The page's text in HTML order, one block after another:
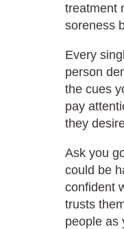
treatment
soreness
Every
person
the cues
pay
they
Ask you
could be
confident
trusts
people as